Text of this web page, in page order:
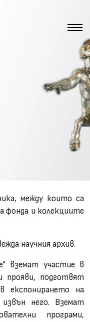
между които са
фонда и колекциите
научния архив.
вземат участие в
прояви, подготвят
експонирането на
него. Вземат
програми,